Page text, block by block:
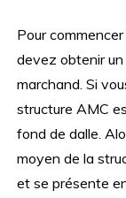
Pour
devez obtenir
marchand. Si
structure AMC
fond de dalle.
moyen de la
et se présente